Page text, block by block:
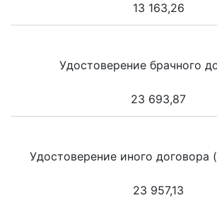
13 163,26
Удостоверение брачного
23 693,87
Удостоверение иного договора
23 957,13